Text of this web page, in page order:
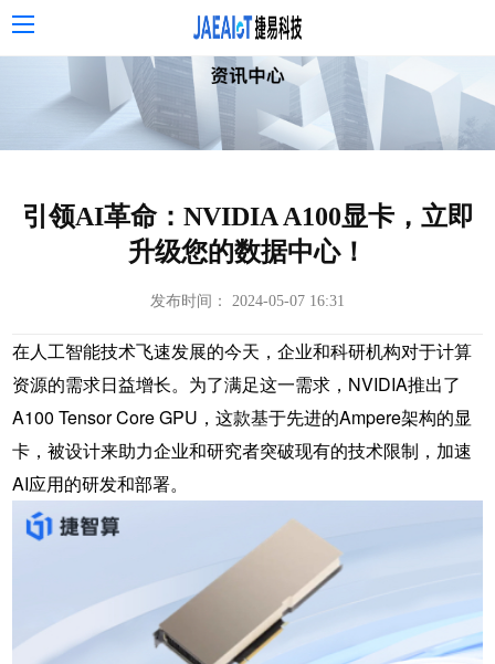
引领AI革命：NVIDIA A100显卡，立即
升级您的数据中心！
发布时间： 2024-05-07 16:31
在人工智能技术飞速发展的今天，企业和科研机构对于计算
资源的需求日益增长。为了满足这一需求，NVIDIA推出了
A100 Tensor Core GPU，这款基于先进的Ampere架构的显
卡，被设计来助力企业和研究者突破现有的技术限制，加速
AI应用的研发和部署。